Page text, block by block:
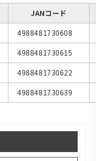
JANコード
4988481730608
4988481730615
4988481730622
4988481730639